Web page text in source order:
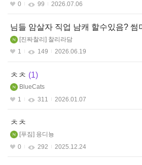
0
99 2026.07.06
님들 암살자 직업 남캐 할수있음? 썸
진짜찰리
찰리라담
1
149 2026.06.19
ㅊㅊ 1
BlueCats
1
311 2026.01.07
ㅊㅊ
푸짐
응디뇽
0
292 2025.12.24